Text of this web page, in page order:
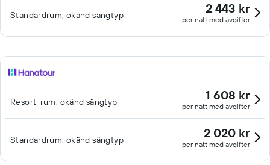
Standardrum, okänd sängtyp 2 443 kr
per natt med avgifter
Resort-rum, okänd sängtyp 1 608 kr
per natt med avgifter
Standardrum, okänd sängtyp 2 020 kr
per natt med avgifter